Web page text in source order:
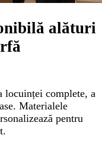
alături
locuinței complete, a
Materialele
pentru